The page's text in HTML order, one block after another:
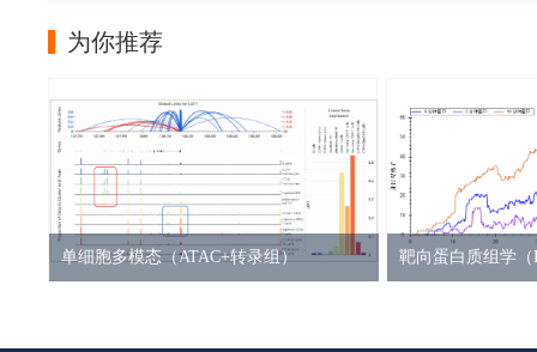
为你推荐
单细胞多模态（ATAC+转录组） 靶向蛋白质组学（